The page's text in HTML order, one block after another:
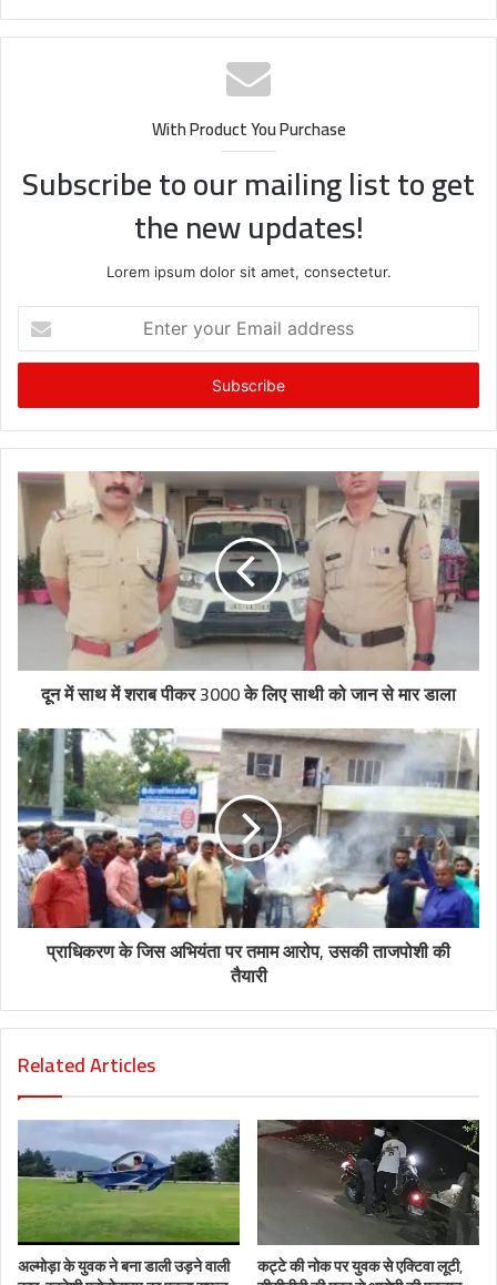
With Product You Purchase
Subscribe to our mailing list to get
the new updates!
Lorem ipsum dolor sit amet, consectetur.
your
Email
दून में साथ में शराब पीकर 3000 के लिए साथी को जान से मार डाला
प्राधिकरण के जिस अभियंता पर तमाम आरोप, उसकी ताजपोशी की
तैयारी
Related Articles
अल्मोड़ा के युवक ने बना डाली उड़ने वाली कट्टे की नोक पर युवक से एक्टिवा लूटी,